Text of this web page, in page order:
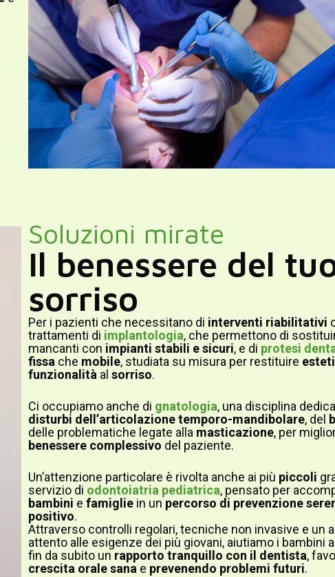
Soluzioni mirate
Il benessere del
sorriso
Per i pazienti che necessitano di interventi riabilitativi
trattamenti di implantologia, che permettono di
mancanti con impianti stabili e sicuri, e di protesi
fissa che mobile, studiata su misura per restituire
funzionalità alsorriso.
Ci occupiamo anche di gnatologia, una disciplina
disturbi dell’articolazione temporo-mandibolare, del
delle problematiche legate alla masticazione, per
benessere complessivo del paziente.
Un’attenzione particolare è rivolta anche ai più piccoli
servizio di odontoiatria pediatrica, pensato per
bambini efamiglie in un percorso di prevenzione
positivo.
Attraverso controlli regolari, tecniche non invasive e un
attento alle esigenze dei più giovani, aiutiamo i bambini
fin da subito un rapporto tranquillo con il dentista,
crescita orale sana e prevenendo problemi futuri.